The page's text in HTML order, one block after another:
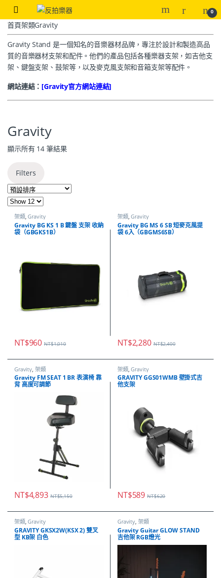
0
首頁架類Gravity
Gravity Stand 是一個知名的音樂器材品牌，專注於設計和製造高品
質的音樂器材支架和配件。他們的產品包括各種樂器支架，如吉他支
架、鍵盤支架、鼓架等，以及麥克風支架和音箱支架等配件。
網站連結： [Gravity官方網站連結]
Gravity
顯示所有 14 筆結果
Filters
架類,Gravity
Gravity BG KS 1 B 鍵盤 支架 收納
袋（GBGKS1B）
NT$960 NT$1,010
架類,Gravity
Gravity BG MS 6 SB 短麥克風提
袋 6入（GBGMS6SB）
NT$2,280 NT$2,400
Gravity 架類
Gravity FM SEAT 1 BR 表演椅 靠
背 高度可調節
NT$4,893 NT$5,150
架類,Gravity
GRAVITY GGS01WMB 壁掛式吉
他支架
NT$589 NT$620
架類,Gravity
GRAVITY GKSX2W(KSX 2) 雙叉
型 KB架 白色
Gravity, 架類
Gravity Guitar GLOW STAND
吉他架 RGB燈光